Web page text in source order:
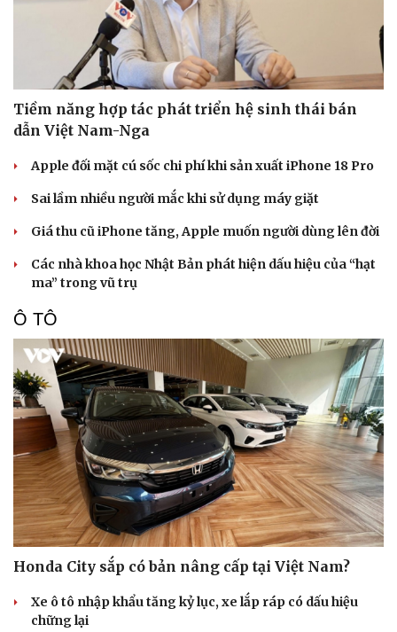
Làm đẹp - giảm cân
Phòng mạch online
Ăn sạch sống khỏe
Tình yêu - Gia đình
Tiềm năng hợp tác phát triển hệ sinh thái bán
dẫn Việt Nam-Nga
Apple đối mặt cú sốc chi phí khi sản xuất iPhone 18 Pro
Sai lầm nhiều người mắc khi sử dụng máy giặt
Giá thu cũ iPhone tăng, Apple muốn người dùng lên đời
Các nhà khoa học Nhật Bản phát hiện dấu hiệu của “hạt
ma” trong vũ trụ
Ô TÔ
Honda City sắp có bản nâng cấp tại Việt Nam?
Xe ô tô nhập khẩu tăng kỷ lục, xe lắp ráp có dấu hiệu
chững lại